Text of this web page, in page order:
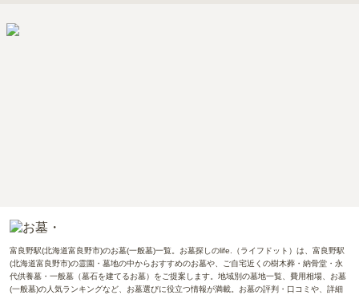
富良野駅(北海道富良野市)のお墓(一般墓)一覧。お墓探しのlife.（ライフドット）は、富良野駅
(北海道富良野市)の霊園・墓地の中からおすすめのお墓や、ご自宅近くの樹木葬・納骨堂・永
代供養墓・一般墓（墓石を建てるお墓）をご提案します。地域別の墓地一覧、費用相場、お墓
(一般墓)の人気ランキングなど、お墓選びに役立つ情報が満載。お墓の評判・口コミや、詳細